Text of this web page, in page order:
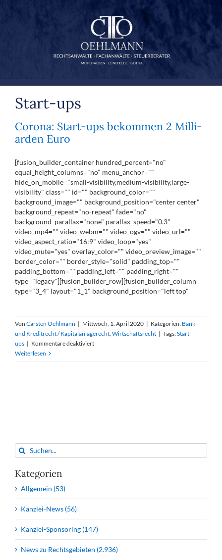
Start-ups
Corona: Start-ups be­kom­men 2 Mil­li­
ar­den Eu­ro
[fusion_builder_container hundred_percent="no"
equal_height_columns="no" menu_anchor=""
hide_on_mobile="small-visibility,medium-visibility,large-
visibility" class="" id="" background_color=""
background_image="" background_position="center center"
background_repeat="no-repeat" fade="no"
background_parallax="none" parallax_speed="0.3"
video_mp4="" video_webm="" video_ogv="" video_url=""
video_aspect_ratio="16:9" video_loop="yes"
video_mute="yes" overlay_color="" video_preview_image=""
border_color="" border_style="solid" padding_top=""
padding_bottom="" padding_left="" padding_right=""
type="legacy"][fusion_builder_row][fusion_builder_column
type="3_4" layout="1_1" background_position="left top"
Von Carsten Oehlmann | Mittwoch, 1. April 2020 | Kategorien: Bank-
und Kreditrecht / Kapitalanlagerecht Wirtschaftsrecht | Tags:Start-
ups | Kommentare deaktiviertfür
Start-
ar­
Weiterlesen
Suche
nach:
Kategorien
Allgemein (53)
Kanzlei-News (56)
Kanzlei-Sponsoring (147)
News zu Rechtsgebieten (2.936)